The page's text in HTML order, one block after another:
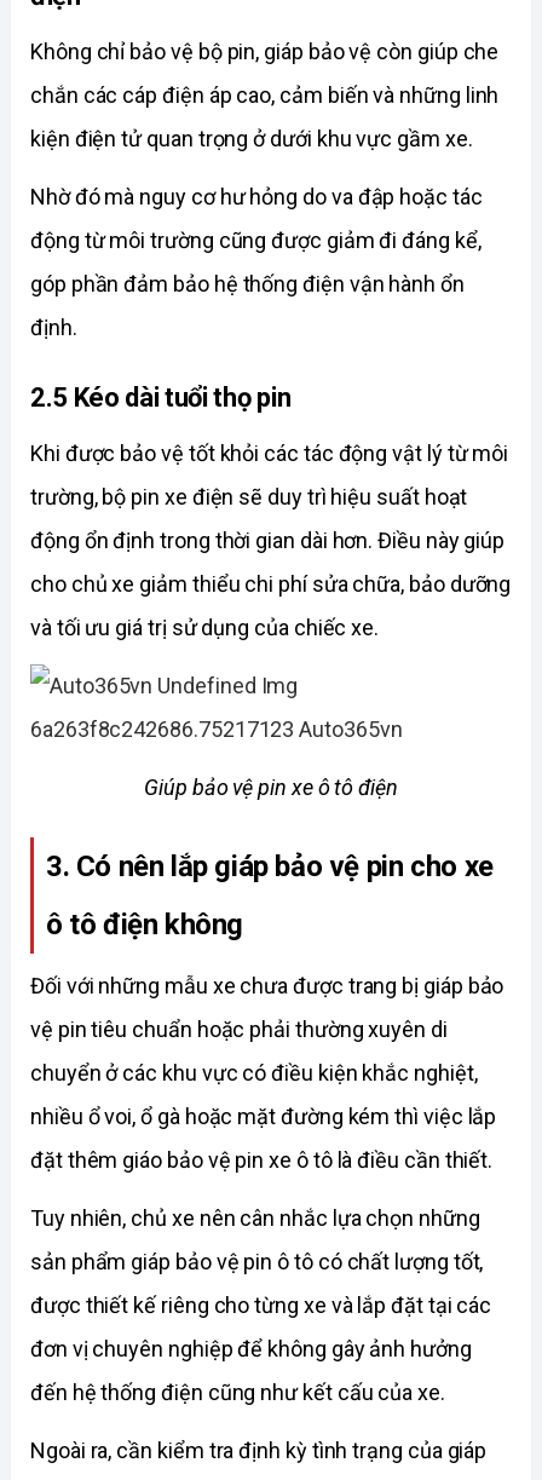
Không chỉ bảo vệ bộ pin, giáp bảo vệ còn giúp che
chắn các cáp điện áp cao, cảm biến và những linh
kiện điện tử quan trọng ở dưới khu vực gầm xe.
Nhờ đó mà nguy cơ hư hỏng do va đập hoặc tác
động từ môi trường cũng được giảm đi đáng kể,
góp phần đảm bảo hệ thống điện vận hành ổn
định.
2.5 Kéo dài tuổi thọ pin
Khi được bảo vệ tốt khỏi các tác động vật lý từ môi
trường, bộ pin xe điện sẽ duy trì hiệu suất hoạt
động ổn định trong thời gian dài hơn. Điều này giúp
cho chủ xe giảm thiểu chi phí sửa chữa, bảo dưỡng
và tối ưu giá trị sử dụng của chiếc xe.
Giúp bảo vệ pin xe ô tô điện
3. Có nên lắp giáp bảo vệ pin cho xe
ô tô điện không
Đối với những mẫu xe chưa được trang bị giáp bảo
vệ pin tiêu chuẩn hoặc phải thường xuyên di
chuyển ở các khu vực có điều kiện khắc nghiệt,
nhiều ổ voi, ổ gà hoặc mặt đường kém thì việc lắp
đặt thêm giáo bảo vệ pin xe ô tô là điều cần thiết.
Tuy nhiên, chủ xe nên cân nhắc lựa chọn những
sản phẩm giáp bảo vệ pin ô tô có chất lượng tốt,
được thiết kế riêng cho từng xe và lắp đặt tại các
đơn vị chuyên nghiệp để không gây ảnh hưởng
đến hệ thống điện cũng như kết cấu của xe.
Ngoài ra, cần kiểm tra định kỳ tình trạng của giáp